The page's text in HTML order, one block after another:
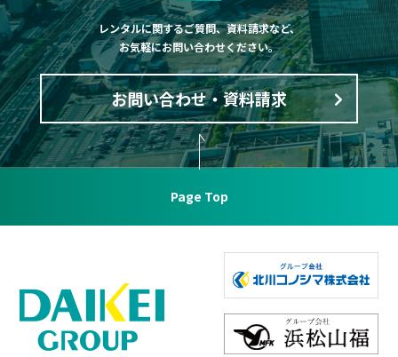
レンタルに関するご質問、資料請求など、
お気軽にお問い合わせください。
お問い合わせ・資料請求
Page Top